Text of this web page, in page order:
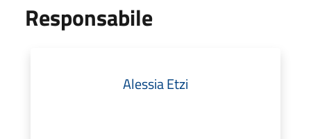
Responsabile
Alessia Etzi